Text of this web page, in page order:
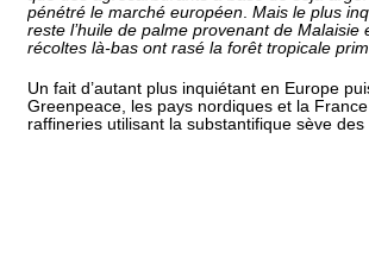
pénétré le marché européen. Mais le plus
reste l’huile de palme provenant de Malaisie
récoltes là-bas ont rasé la forêt tropicale
Un fait d’autant plus inquiétant en Europe
Greenpeace, les pays nordiques et la
raffineries utilisant la substantifique sève des